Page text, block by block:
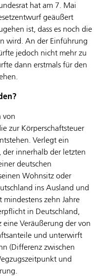
hat am 7. Mai
geäußert
ist, dass es noch die
wird. An der Einführung
jedoch nicht mehr zu
dann erstmals für den
von
zur Körperschaftsteuer
Verlegt ein
der innerhalb der letzten
deutschen
Wohnsitz oder
ins Ausland und
mindestens zehn Jahre
in Deutschland,
eine Veräußerung der von
und unterwirft
(Differenz zwischen
und